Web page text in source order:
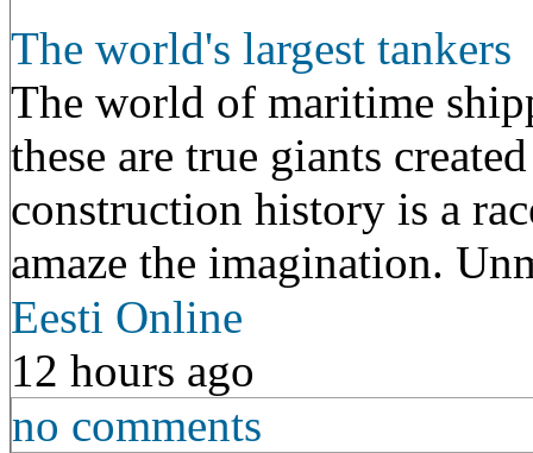
The world's largest tankers
The world of maritime
these are true giants
construction history is a
amaze the imagination.
Eesti Online
12 hours ago
no comments